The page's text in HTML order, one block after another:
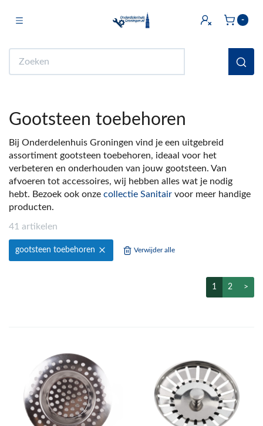
(Doe het zelf)
(Huishouden en Wonen)
(Sanitair)
(Keuken)
(Fiets)
(Witgoed Onderdelen)
Toggle navigation -
Gootsteen toebehoren
Bij Onderdelenhuis Groningen vind je een uitgebreid
assortiment gootsteen toebehoren, ideaal voor het
verbeteren en onderhouden van jouw gootsteen. Van
afvoeren tot accessoires, wij hebben alles wat je nodig
hebt. Bezoek ook onze collectie Sanitair voor meer handige
producten.
41 artikelen
gootsteen toebehoren Verwijder alle
1 2 >